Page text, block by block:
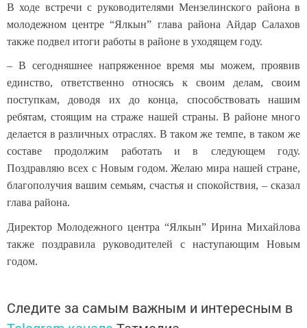
В ходе встречи с руководителями Мензелинского района в
молодежном центре “Ялкын” глава района Айдар Салахов
также подвел итоги работы в районе в уходящем году.
– В сегодняшнее напряженное время мы можем, проявив
единство, ответственно относясь к своим делам, своим
поступкам, доводя их до конца, способствовать нашим
ребятам, стоящим на страже нашей страны. В районе много
делается в различных отраслях. В таком же темпе, в таком же
составе продолжим работать и в следующем году.
Поздравляю всех с Новым годом. Желаю мира нашей стране,
благополучия вашим семьям, счастья и спокойствия, – сказал
глава района.
Директор Молодежного центра “Ялкын” Ирина Михайлова
также поздравила руководителей с наступающим Новым
годом.
Следите за самым важным и интересным в